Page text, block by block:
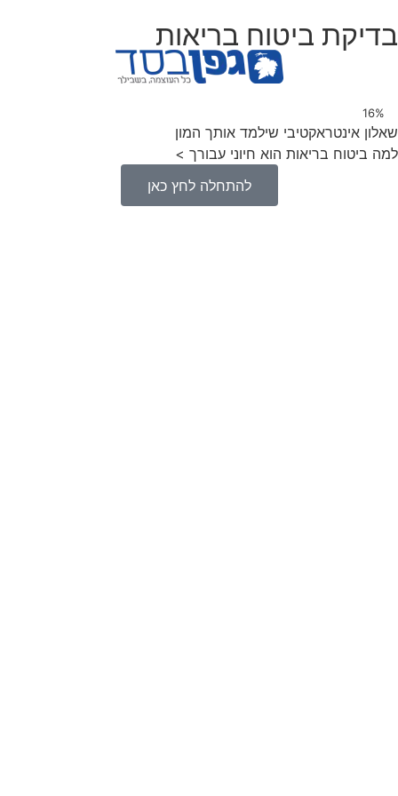
בדיקת ביטוח בריאות
16%
שאלון אינטראקטיבי שילמד אותך המון
למה ביטוח בריאות הוא חיוני עבורך >
להתחלה לחץ כאן